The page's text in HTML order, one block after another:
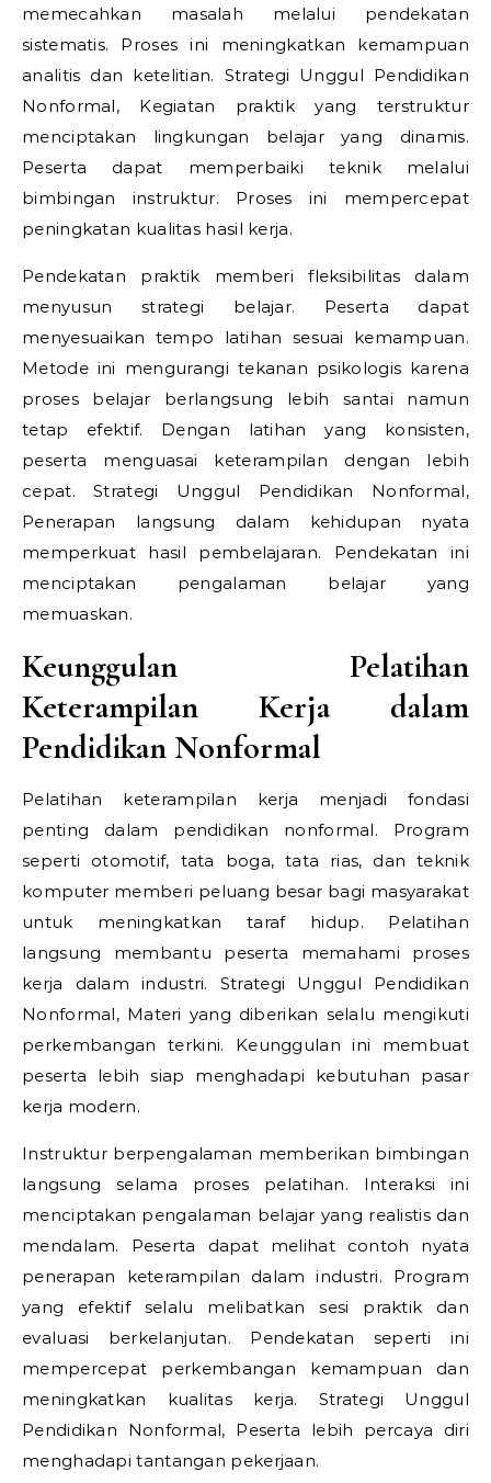
memecahkan masalah melalui pendekatan
sistematis. Proses ini meningkatkan kemampuan
analitis dan ketelitian. Strategi Unggul Pendidikan
Nonformal, Kegiatan praktik yang terstruktur
menciptakan lingkungan belajar yang dinamis.
Peserta dapat memperbaiki teknik melalui
bimbingan instruktur. Proses ini mempercepat
peningkatan kualitas hasil kerja.
Pendekatan praktik memberi fleksibilitas dalam
menyusun strategi belajar. Peserta dapat
menyesuaikan tempo latihan sesuai kemampuan.
Metode ini mengurangi tekanan psikologis karena
proses belajar berlangsung lebih santai namun
tetap efektif. Dengan latihan yang konsisten,
peserta menguasai keterampilan dengan lebih
cepat.Strategi Unggul Pendidikan Nonformal,
Penerapan langsung dalam kehidupan nyata
memperkuat hasil pembelajaran. Pendekatan ini
menciptakan pengalaman belajar yang
memuaskan.
Keunggulan Pelatihan
Keterampilan Kerja dalam
Pendidikan Nonformal
Pelatihan keterampilan kerja menjadi fondasi
penting dalam pendidikan nonformal. Program
seperti otomotif, tata boga, tata rias, dan teknik
komputer memberi peluang besar bagi masyarakat
untuk meningkatkan taraf hidup. Pelatihan
langsung membantu peserta memahami proses
kerja dalam industri. Strategi Unggul Pendidikan
Nonformal, Materi yang diberikan selalu mengikuti
perkembangan terkini. Keunggulan ini membuat
peserta lebih siap menghadapi kebutuhan pasar
kerja modern.
Instruktur berpengalaman memberikan bimbingan
langsung selama proses pelatihan. Interaksi ini
menciptakan pengalaman belajar yang realistis dan
mendalam. Peserta dapat melihat contoh nyata
penerapan keterampilan dalam industri. Program
yang efektif selalu melibatkan sesi praktik dan
evaluasi berkelanjutan. Pendekatan seperti ini
mempercepat perkembangan kemampuan dan
meningkatkan kualitas kerja. Strategi Unggul
Pendidikan Nonformal, Peserta lebih percaya diri
menghadapi tantangan pekerjaan.